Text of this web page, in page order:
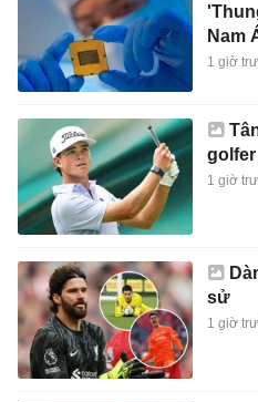
Nam
1 giờ
1 giờ
sử
1 giờ